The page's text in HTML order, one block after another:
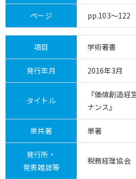
ページ pp.103～122
項目 学術著書
発行年月 2016年3月
タイトル
『価値創造経
ナンス』
単共著 単著
発行所・
発表雑誌等
税務経理協会